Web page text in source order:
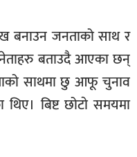
बनाउन जनताको साथ र
बताउदै आएका छन्
साथमा छु आफू चुनाव
थिए। बिष्ट छोटाे समयमा